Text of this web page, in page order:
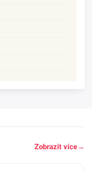
Zobrazit více→